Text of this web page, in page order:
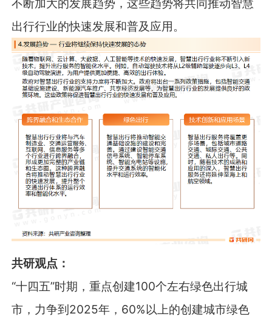
不断加大的发展趋势，这些趋势将共同推动智慧
出行行业的快速发展和普及应用。
共研观点：
“十四五”时期，重点创建100个左右绿色出行城
市，力争到2025年，60%以上的创建城市绿色